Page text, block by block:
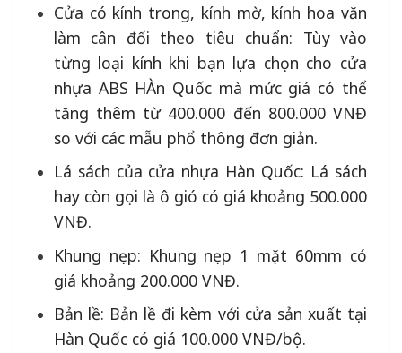
Cửa có kính trong, kính mờ, kính hoa văn
làm cân đối theo tiêu chuẩn: Tùy vào
từng loại kính khi bạn lựa chọn cho cửa
nhựa ABS HÀn Quốc mà mức giá có thể
tăng thêm từ 400.000 đến 800.000 VNĐ
so với các mẫu phổ thông đơn giản.
Lá sách của cửa nhựa Hàn Quốc: Lá sách
hay còn gọi là ô gió có giá khoảng 500.000
VNĐ.
Khung nẹp: Khung nẹp 1 mặt 60mm có
giá khoảng 200.000 VNĐ.
Bản lề: Bản lề đi kèm với cửa sản xuất tại
Hàn Quốc có giá 100.000 VNĐ/bộ.